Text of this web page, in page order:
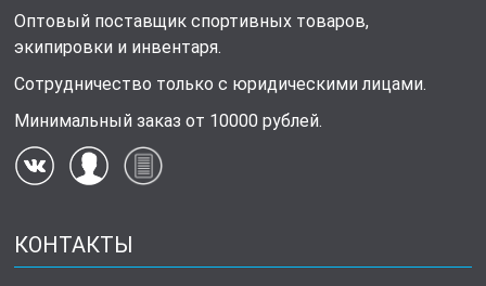
Оптовый поставщик спортивных товаров,
экипировки и инвентаря.
Сотрудничество только с юридическими лицами.
Минимальный заказ от 10000 рублей.
КОНТАКТЫ